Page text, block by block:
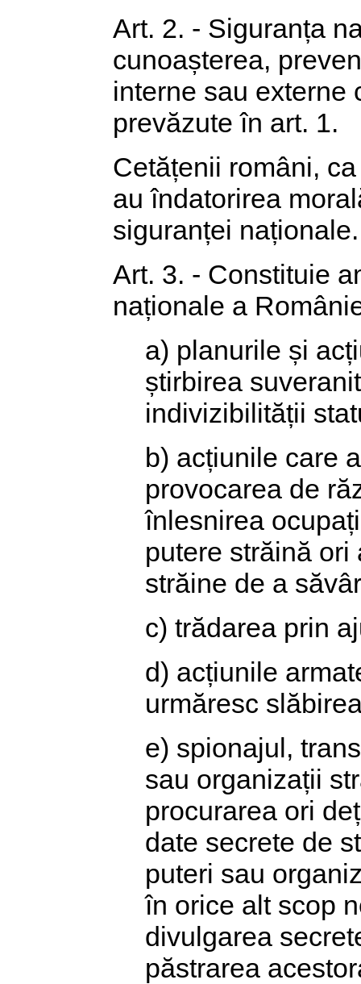
Art. 2. - Siguranța
cunoașterea,
interne sau externe
prevăzute în art. 1.
Cetățenii români,
au îndatorirea
siguranței naționale.
Art. 3. - Constituie
naționale a
a) planurile și
știrbirea
indivizibilității
b) acțiunile care
provocarea de
înlesnirea
putere străină
străine de a
c) trădarea prin
d) acțiunile
urmăresc
e) spionajul,
sau organizații
procurarea ori
date secrete de
puteri sau
în orice alt scop
divulgarea
păstrarea